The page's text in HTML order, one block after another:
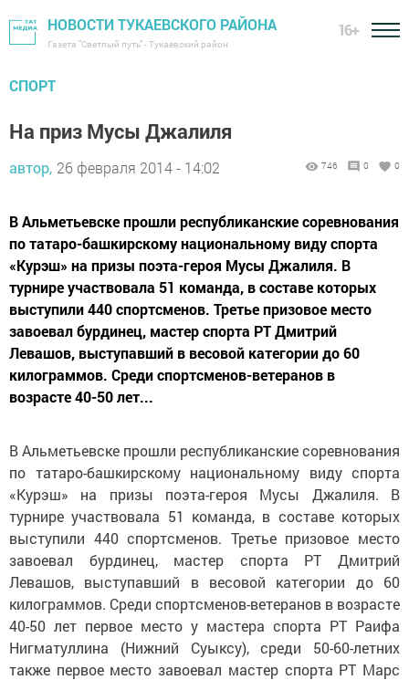
НОВОСТИ ТУКАЕВСКОГО РАЙОНА
Газета "Светлый путь" - Тукаевский район
16+
СПОРТ
На приз Мусы Джалиля
автор, 26 февраля 2014 - 14:02 746 0 0
В Альметьевске прошли республиканские соревнования
по татаро-башкирскому национальному виду спорта
«Курэш» на призы поэта-героя Мусы Джалиля. В
турнире участвовала 51 команда, в составе которых
выступили 440 спортсменов. Третье призовое место
завоевал бурдинец, мастер спорта РТ Дмитрий
Левашов, выступавший в весовой категории до 60
килограммов. Среди спортсменов-ветеранов в
возрасте 40-50 лет...
В Альметьевске прошли республиканские соревнования
по татаро-башкирскому национальному виду спорта
«Курэш» на призы поэта-героя Мусы Джалиля. В
турнире участвовала 51 команда, в составе которых
выступили 440 спортсменов. Третье призовое место
завоевал бурдинец, мастер спорта РТ Дмитрий
Левашов, выступавший в весовой категории до 60
килограммов. Среди спортсменов-ветеранов в возрасте
40-50 лет первое место у мастера спорта РТ Раифа
Нигматуллина (Нижний Суыксу), среди 50-60-летних
также первое место завоевал мастер спорта РТ Марс